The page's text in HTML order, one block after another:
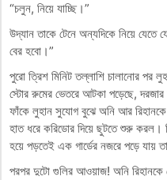
“চলুন, নিয়ে যাচ্ছি।”
উদ্যান তাকে টেনে অন্যদিকে নিয়ে যেতে
বের হবো।”
পুরো ত্রিশ মিনিট তল্লাশি চালানোর পর
স্টোর রুমের ভেতরে আটকা পড়েছে, দরজার
ফাঁকে লুহান সুযোগ বুঝে অনি আর
হাত ধরে করিডোর দিয়ে ছুটতে শুরু
হয়ে পড়তেই এক গার্ডের নজরে পড়ে যায়
পরপর দুটো গুলির আওয়াজ! অনি রিহানকে